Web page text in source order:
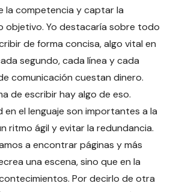
la competencia y captar la
objetivo. Yo destacaría sobre todo
de forma concisa, algo vital en
segundo, cada línea y cada
comunicación cuestan dinero.
de escribir hay algo de eso.
en el lenguaje son importantes a la
ritmo ágil y evitar la redundancia.
a encontrar páginas y más
una escena, sino que en la
Por decirlo de otra